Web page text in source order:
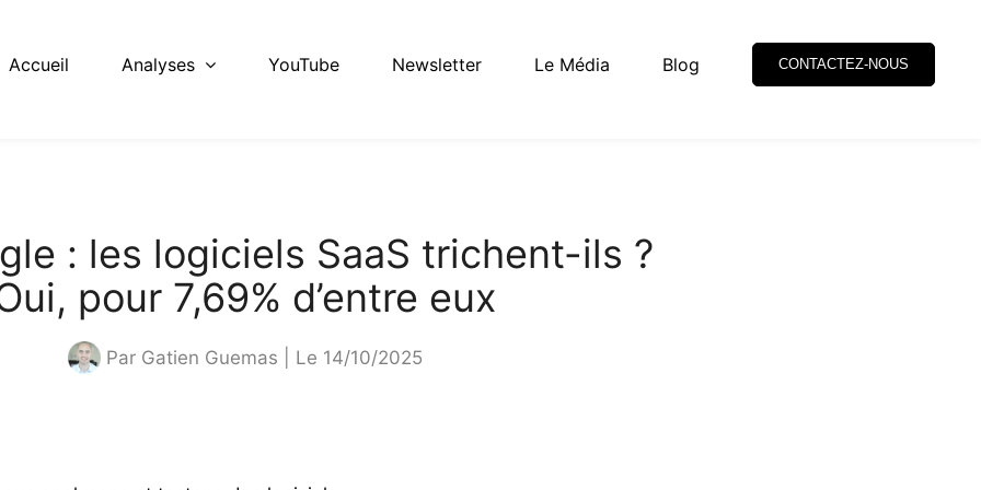
Accueil Analyses YouTube Newsletter Le Média Blog CONTACTEZ-NOUS
: les logiciels SaaS trichent-ils ?
pour 7,69% d’entre eux
Par Gatien Guemas | Le 14/10/2025